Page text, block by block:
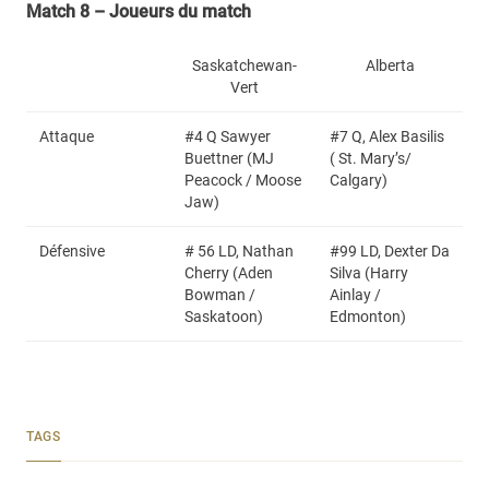
Match 8 – Joueurs du match
Saskatchewan-
Vert
Alberta
Attaque
#4 Q Sawyer
Buettner (MJ
Peacock / Moose
Jaw)
#7 Q, Alex Basilis
( St. Mary’s/
Calgary)
Défensive
# 56 LD, Nathan
Cherry (Aden
Bowman /
Saskatoon)
#99 LD, Dexter Da
Silva (Harry
Ainlay /
Edmonton)
TAGS